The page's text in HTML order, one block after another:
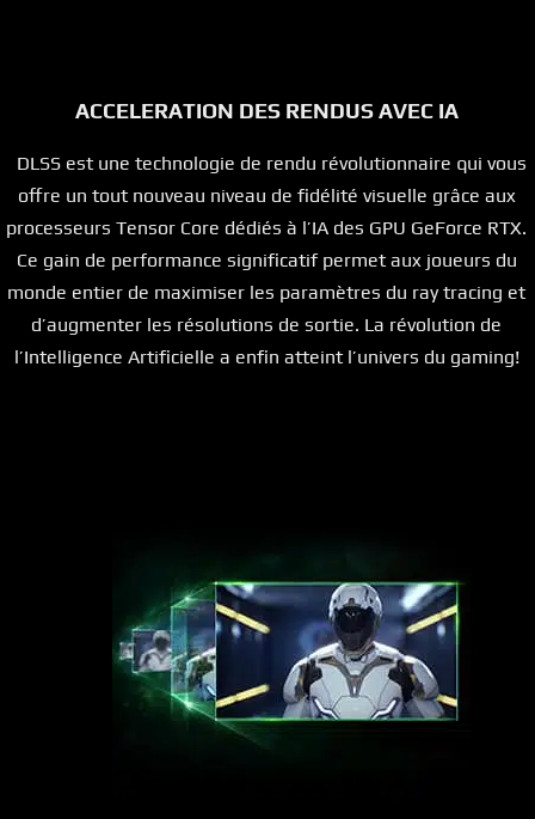
ACCELERATION DES RENDUS AVEC IA
DLSS est une technologie de rendu révolutionnaire qui vous
offre un tout nouveau niveau de fidélité visuelle grâce aux
processeurs Tensor Core dédiés à l’IA des GPU GeForce RTX.
Ce gain de performance significatif permet aux joueurs du
monde entier de maximiser les paramètres du ray tracing et
d’augmenter les résolutions de sortie. La révolution de
l’Intelligence Artificielle a enfin atteint l’univers du gaming!